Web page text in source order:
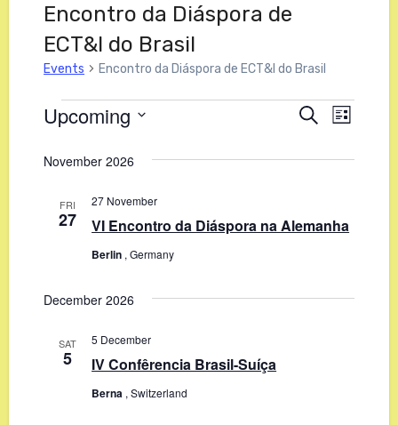
Encontro da Diáspora de
ECT&I do Brasil
Events Encontro da Diáspora de ECT&I do Brasil
Events
Events
Search
Views
Search
List
Upcoming
date.
November 2026
FRI
27 VI Encontro da Diáspora na Alemanha
27 November
Berlin , Germany
December 2026
SAT
5 IV Confêrencia Brasil-Suíça
5 December
Berna , Switzerland